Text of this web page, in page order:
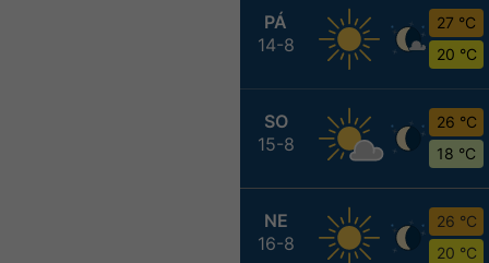
PÁ
14-8
27 °C
20 °C
SO
15-8
26 °C
18 °C
NE
16-8
26 °C
20 °C